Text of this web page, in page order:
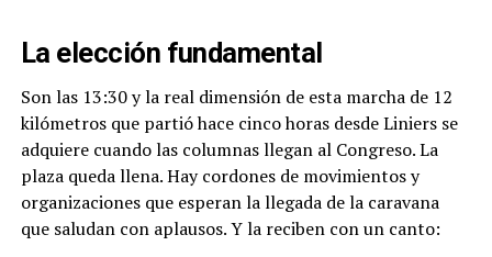
La elección fundamental
Son las 13:30 y la real dimensión de esta marcha de 12
kilómetros que partió hace cinco horas desde Liniers se
adquiere cuando las columnas llegan al Congreso. La
plaza queda llena. Hay cordones de movimientos y
organizaciones que esperan la llegada de la caravana
que saludan con aplausos. Y la reciben con un canto: